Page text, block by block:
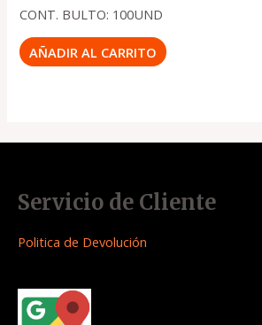
CONT. BULTO: 100UND
AÑADIR AL CARRITO
Servicio de Cliente
Politica de Devolución